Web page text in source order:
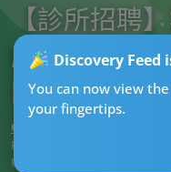
Discovery Feed
You can now view
your fingertips.
【診所招聘
所助護？兼
附入行條件/
CT搵工偵探
Published:
Updated: